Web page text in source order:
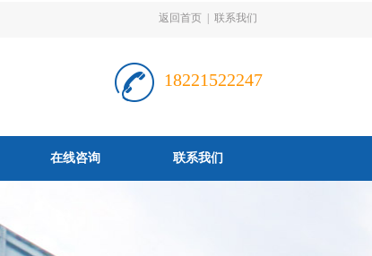
返回首页 联系我们
18221522247
在线咨询 联系我们